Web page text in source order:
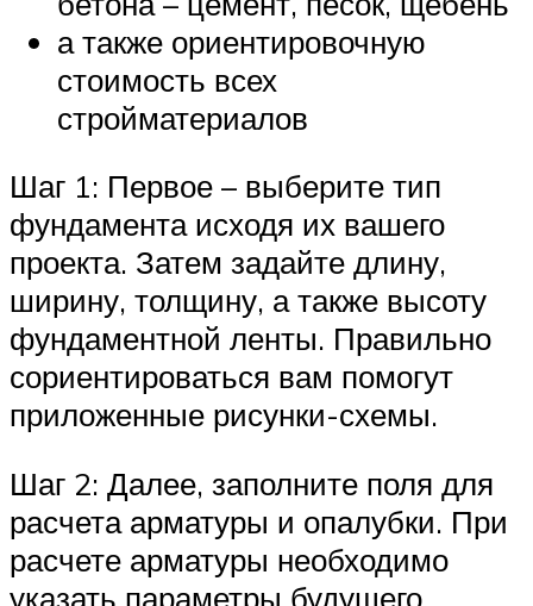
а также ориентировочную
стоимость всех
стройматериалов
Шаг 1: Первое – выберите тип
фундамента исходя их вашего
проекта. Затем задайте длину,
ширину, толщину, а также высоту
фундаментной ленты. Правильно
сориентироваться вам помогут
приложенные рисунки-схемы.
Шаг 2: Далее, заполните поля для
расчета арматуры и опалубки. При
расчете арматуры необходимо
указать параметры будущего